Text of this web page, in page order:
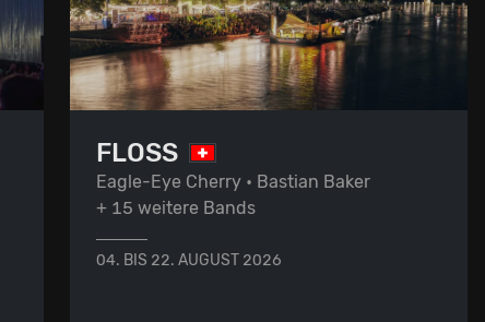
FLOSS
Eagle-Eye Cherry • Bastian Baker
+ 15 weitere Bands
04. BIS 22. AUGUST 2026